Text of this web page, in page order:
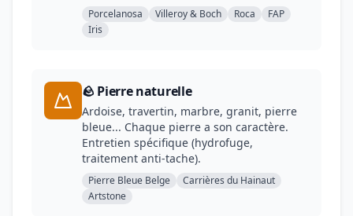
Porcelanosa Villeroy & Boch Roca
FAP
Iris
🪨 Pierre naturelle
Ardoise, travertin, marbre, granit, pierre
bleue... Chaque pierre a son caractère.
Entretien spécifique (hydrofuge,
traitement anti-tache).
Pierre Bleue Belge
Carrières du Hainaut
Artstone